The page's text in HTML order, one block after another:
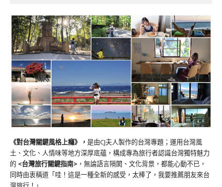
《對台灣關鍵風格上癮》 ， 是由CJ夫人製作的台灣專題；運用台灣風
土、文化、人情味等地方深厚底蘊，構成專為旅行者認識台灣獨特魅力
的 <台灣旅行關鍵指南> ，無論語言隔閡、文化背景，都能心動不已，
同時由衷稱道「哇！這是一種全新的感受，太棒了，我要推薦朋友來台